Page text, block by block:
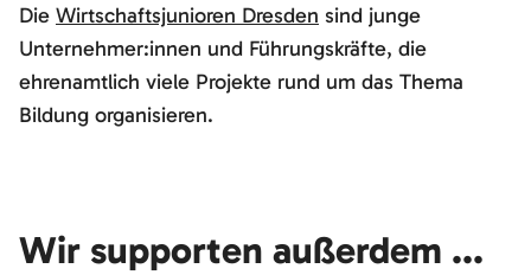
Die Wirtschaftsjunioren Dresden sind junge
Unternehmer:innen und Führungskräfte, die
ehrenamtlich viele Projekte rund um das Thema
Bildung organisieren.
Wir supporten außerdem ...